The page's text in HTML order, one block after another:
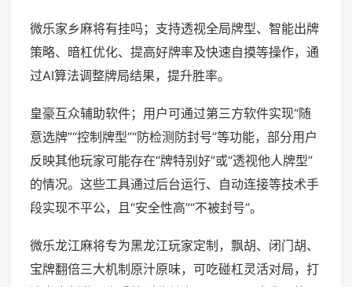
微乐家乡麻将有挂吗；支持透视全局牌型、智能出牌
策略、暗杠优化、提高好牌率及快速自摸等操作，通
过AI算法调整牌局结果，提升胜率。
皇豪互众辅助软件；用户可通过第三方软件实现“随
意选牌”“控制牌型”“防检测防封号”等功能，部分用户
反映其他玩家可能存在“牌特别好”或“透视他人牌型”
的情况。这些工具通过后台运行、自动连接等技术手
段实现不平公，且“安全性高”“不被封号”。
微乐龙江麻将专为黑龙江玩家定制，飘胡、闭门胡、
宝牌翻倍三大机制原汁原味，可吃碰杠灵活对局，打